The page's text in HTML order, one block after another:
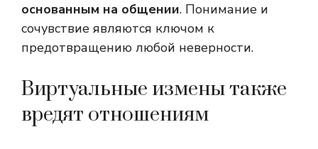
основанным на общении. Понимание и
сочувствие являются ключом к
предотвращению любой неверности.
Виртуальные измены также
вредят отношениям